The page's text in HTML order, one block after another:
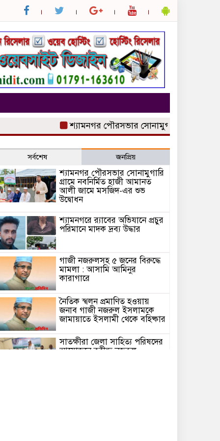
শ্যামনগর পৌরসভার সোনামুগারি গ্রামে
সর্বশেষ জনপ্রিয়
শ্যামনগর পৌরসভার সোনামুগারি
গ্রামে নবনির্মিত হাজী আমানত
আলী জামে মসজিদ-এর শুভ
উদ্বোধন
শ্যামনগরে র‍্যাবের অভিযানে প্রচুর
পরিমানে মাদক দ্রব্য উদ্ধার
গাজী নজরুলসহ ৫ জনের বিরুদ্ধে
মামলা : আসামি আমিনুর
কারাগারে
নৈতিক স্খলন প্রমাণিত হওয়ায়
জনাব গাজী নজরুল ইসলামকে
জামায়াতে ইসলামী থেকে বহিষ্কার
সাতক্ষীরা জেলা সাহিত্য পরিষদের
আয়োজনে রবীন্দ্র-নজরুল